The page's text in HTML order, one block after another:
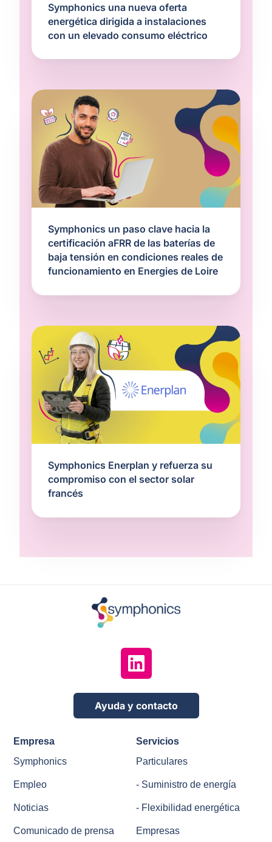
Symphonics una nueva oferta
energética dirigida a instalaciones
con un elevado consumo eléctrico
Symphonics un paso clave hacia la
certificación aFRR de las baterías de
baja tensión en condiciones reales de
funcionamiento en Energies de Loire
Symphonics Enerplan y refuerza su
compromiso con el sector solar
francés
Ayuda y contacto
Empresa
Symphonics
Empleo
Noticias
Comunicado de prensa
Servicios
Particulares
- Suministro de energía
- Flexibilidad energética
Empresas